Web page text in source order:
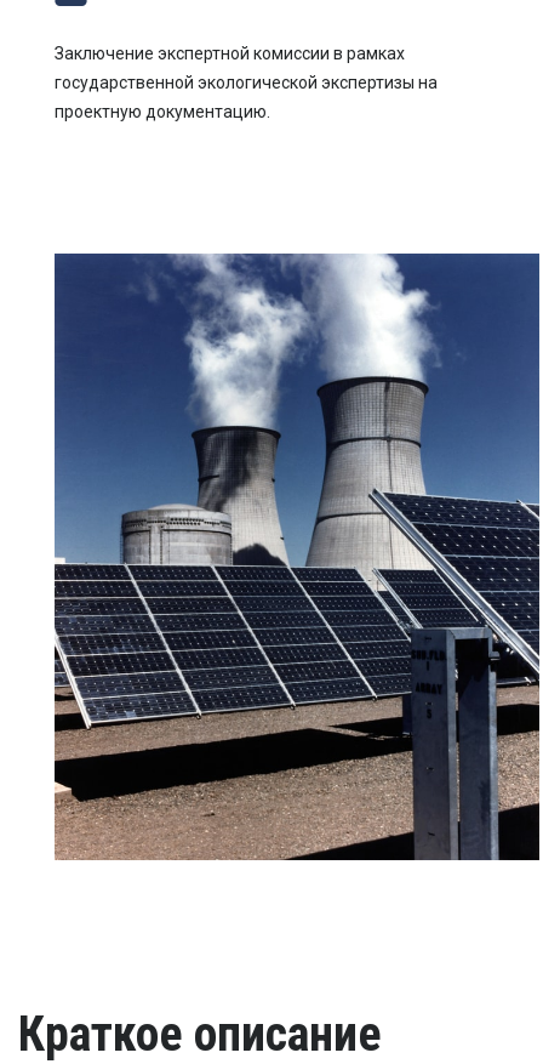
Заключение экспертной комиссии в рамках
государственной экологической экспертизы на
проектную документацию.
Краткое описание